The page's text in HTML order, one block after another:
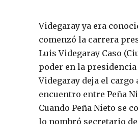
Videgaray ya era
comenzó la carrera
Luis Videgaray Caso
poder en la presidencia
Videgaray deja el
encuentro entre Peña
Cuando Peña Nieto se
lo nombró secretario